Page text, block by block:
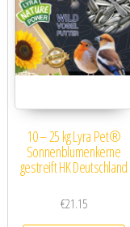
10 – 25 kg Lyra Pet®
Sonnenblumenkerne
gestreift HK Deutschland
€21.15